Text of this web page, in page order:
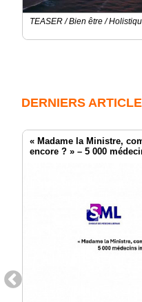
TEASER / Bien être /
DERNIERS
« Madame la Ministre,
encore ? » – 5 000